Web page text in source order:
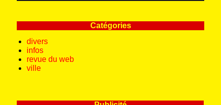
Catégories
divers
infos
revue du web
ville